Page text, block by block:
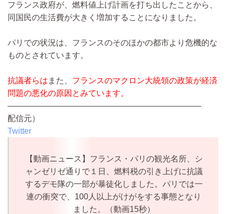
フランス政府が、燃料値上げ計画を打ち出したことから、
同国民の生活費が大きく増加することになりました。
パリでの状況は、フランスのそのほかの都市より危機的な
ものとされています。
抗議者らは また、 フランスのマクロン大統領の政策が経済
問題の悪化の原因とみています。
————————————————————————
配信元）
Twitter
【動画ニュース】フランス・パリの観光名所、シ
ャンゼリゼ通りで１日、燃料税の引き上げに抗議
するデモ隊の一部が暴徒化しました。パリでは一
連の衝突で、100人以上がけがをする事態となり
ました。（動画15秒）